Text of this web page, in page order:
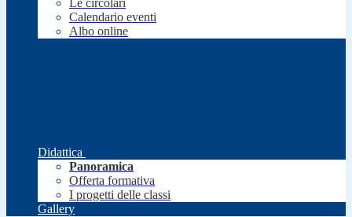
Le circolari
Calendario eventi
Albo online
Didattica
Panoramica
Offerta formativa
I progetti delle classi
Gallery